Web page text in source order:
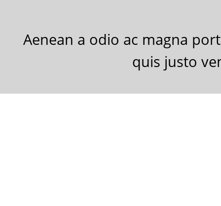
Aenean a odio ac magna
quis justo